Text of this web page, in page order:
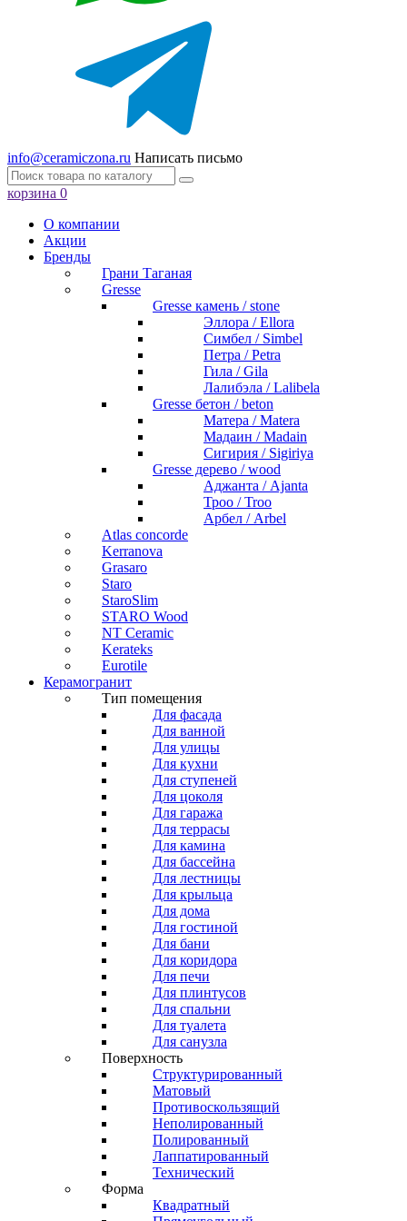
info@ceramiczona.ru Написать письмо
корзина 0
О компании
Акции
Бренды
Грани Таганая
Gresse
Gresse камень / stone
Эллора / Ellora
Симбел / Simbel
Петра / Petra
Гила / Gila
Лалибэла / Lalibela
Gresse бетон / beton
Матера / Matera
Мадаин / Madain
Сигирия / Sigiriya
Gresse дерево / wood
Аджанта / Ajanta
Троо / Troo
Арбел / Arbel
Atlas concorde
Kerranova
Grasaro
Staro
StaroSlim
STARO Wood
NT Ceramic
Kerateks
Eurotile
Керамогранит
Тип помещения
Для фасада
Для ванной
Для улицы
Для кухни
Для ступеней
Для цоколя
Для гаража
Для террасы
Для камина
Для бассейна
Для лестницы
Для крыльца
Для дома
Для гостиной
Для бани
Для коридора
Для печи
Для плинтусов
Для спальни
Для туалета
Для санузла
Поверхность
Структурированный
Матовый
Противоскользящий
Неполированный
Полированный
Лаппатированный
Технический
Форма
Квадратный